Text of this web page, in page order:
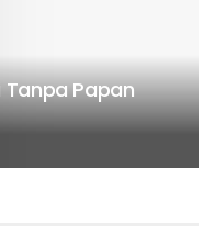
Tanpa Papan